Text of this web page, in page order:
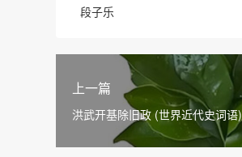
段子乐
上一篇
洪武开基除旧政 (世界近代史词语)